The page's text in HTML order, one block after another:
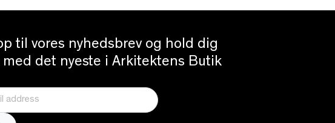
til vores nyhedsbrev og hold dig
det nyeste i Arkitektens Butik